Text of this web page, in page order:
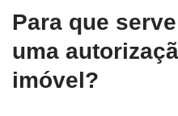
Para que
uma
imóvel?